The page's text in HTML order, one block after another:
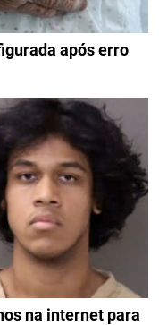
após erro
na internet para